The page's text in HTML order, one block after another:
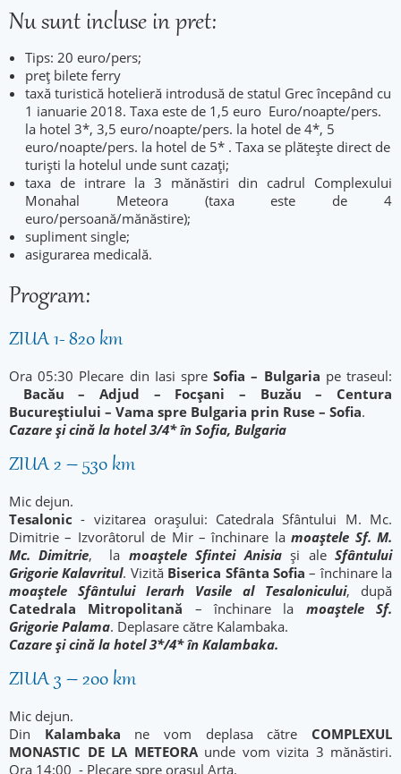
Nu sunt incluse in pret:
Tips: 20 euro/pers;
preț bilete ferry
taxă turistică hotelieră introdusă de statul Grec începând cu
1 ianuarie 2018. Taxa este de 1,5 euro Euro/noapte/pers.
la hotel 3*, 3,5 euro/noapte/pers. la hotel de 4*, 5
euro/noapte/pers. la hotel de 5* . Taxa se plătește direct de
turiști la hotelul unde sunt cazați;
taxa de intrare la 3 mănăstiri din cadrul Complexului
Monahal Meteora (taxa este de 4
euro/persoană/mănăstire);
supliment single;
asigurarea medicală.
Program:
ZIUA 1- 820 km
Ora 05:30 Plecare din Iasi spreSofia – Bulgaria pe traseul:
Bacău – Adjud – Focșani – Buzău – Centura
Bucureștiului – Vama spre Bulgaria prin Ruse – Sofia.
Cazare și cină la hotel 3/4* în Sofia, Bulgaria
ZIUA 2 – 530 km
Mic dejun.
Tesalonic - vizitarea orașului: Catedrala Sfântului M. Mc.
Dimitrie – Izvorâtorul de Mir – închinare lamoaștele Sf. M.
Mc. Dimitrie, la moaștele Sfintei Anisiași aleSfântului
Grigorie Kalavritul. Vizită Biserica Sfânta Sofia– închinare la
moaștele Sfântului Ierarh Vasile al Tesalonicului, după
Catedrala Mitropolitană – închinare la moaștele Sf.
Grigorie Palama. Deplasare către Kalambaka.
Cazare și cină la hotel 3*/4* în Kalambaka.
ZIUA 3 – 200 km
Mic dejun.
Din Kalambaka ne vom deplasa către COMPLEXUL
MONASTIC DE LA METEORAunde vom vizita 3 mănăstiri.
Ora 14:00 - Plecare spre orașul Arta.